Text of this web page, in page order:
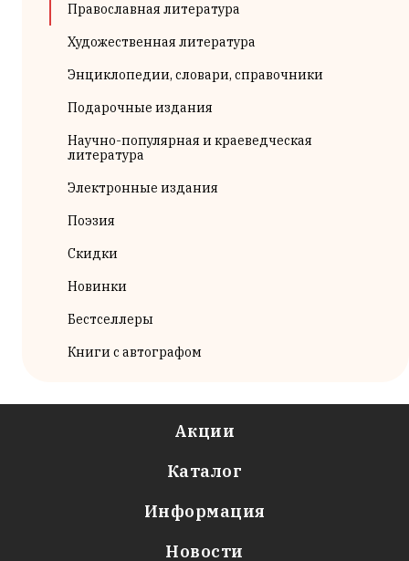
Православная литература
Художественная литература
Энциклопедии, словари, справочники
Подарочные издания
Научно-популярная и краеведческая
литература
Электронные издания
Поэзия
Скидки
Новинки
Бестселлеры
Книги с автографом
Акции
Каталог
Информация
Новости